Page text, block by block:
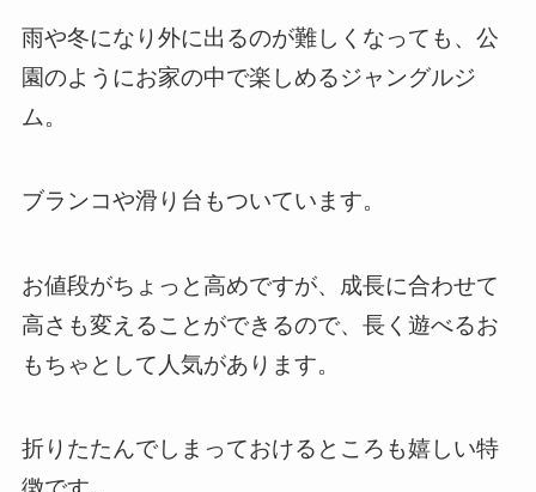
雨や冬になり外に出るのが難しくなっても、公
園のようにお家の中で楽しめるジャングルジ
ム。
ブランコや滑り台もついています。
お値段がちょっと高めですが、成長に合わせて
高さも変えることができるので、長く遊べるお
もちゃとして人気があります。
折りたたんでしまっておけるところも嬉しい特